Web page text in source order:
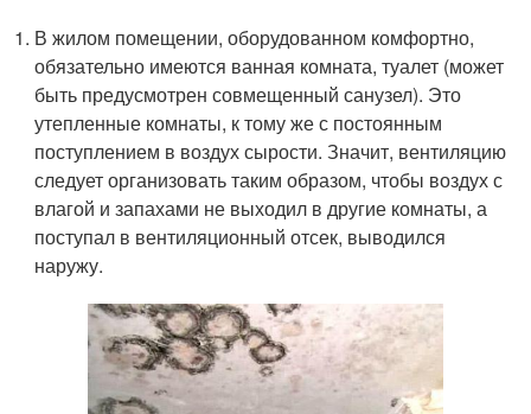
В жилом помещении, оборудованном комфортно,
обязательно имеются ванная комната, туалет (может
быть предусмотрен совмещенный санузел). Это
утепленные комнаты, к тому же с постоянным
поступлением в воздух сырости. Значит, вентиляцию
следует организовать таким образом, чтобы воздух с
влагой и запахами не выходил в другие комнаты, а
поступал в вентиляционный отсек, выводился
наружу.